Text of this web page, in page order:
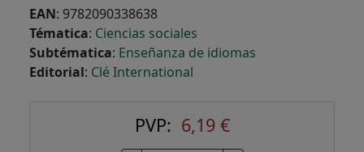
EAN: 9782090338638
Tématica: Ciencias sociales
Subtématica: Enseñanza de idiomas
Editorial: Clé International
PVP: 6,19 €